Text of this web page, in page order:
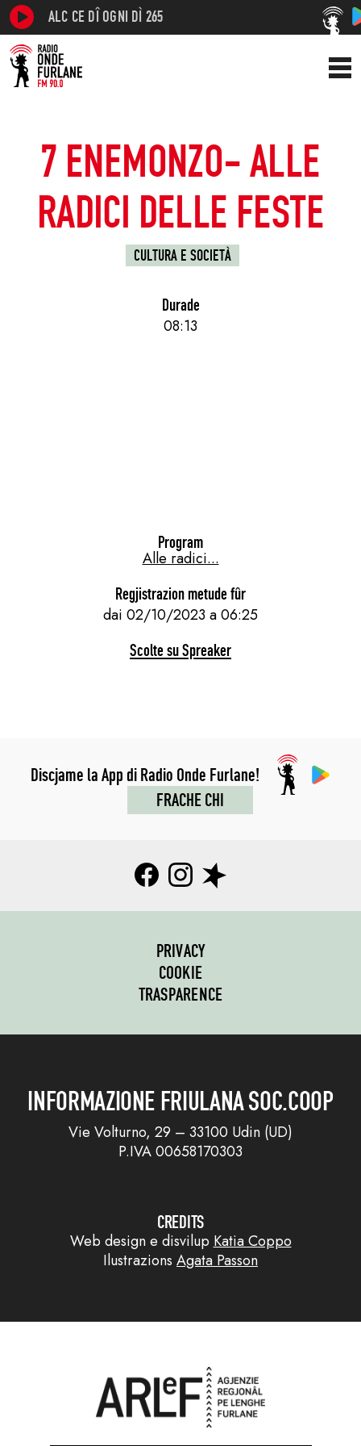
ALC CE DÎ OGNI DÌ 265
7 ENEMONZO- ALLE
RADICI DELLE FESTE
CULTURA E SOCIETÀ
Durade
08:13
Program
Alle radici...
Regjistrazion metude fûr
dai 02/10/2023 a 06:25
Scolte su Spreaker
Discjame la App di Radio Onde Furlane!
FRACHE CHI
PRIVACY
COOKIE
TRASPARENCE
INFORMAZIONE FRIULANA SOC.COOP
Vie Volturno, 29 – 33100 Udin (UD)
P.IVA 00658170303
CREDITS
Web design e disvilup Katia Coppo
Ilustrazions Agata Passon